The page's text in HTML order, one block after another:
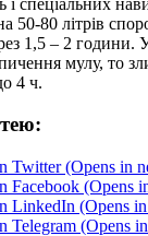
50-80 літрів
1,5 – 2 години.
мулу, то
4 ч.
Twitter (Opens in
Facebook (Opens
LinkedIn (Opens
Telegram (Opens